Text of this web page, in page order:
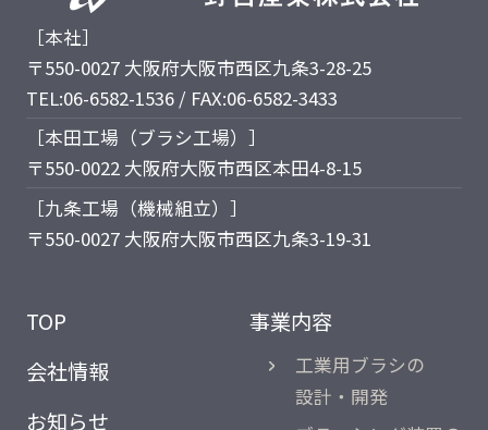
［本社］
〒550-0027 大阪府大阪市西区九条3-28-25
TEL:06-6582-1536 / FAX:06-6582-3433
［本田工場（ブラシ工場）］
〒550-0022 大阪府大阪市西区本田4-8-15
［九条工場（機械組立）］
〒550-0027 大阪府大阪市西区九条3-19-31
TOP
会社情報
お知らせ
事業内容
工業用ブラシの
設計・開発